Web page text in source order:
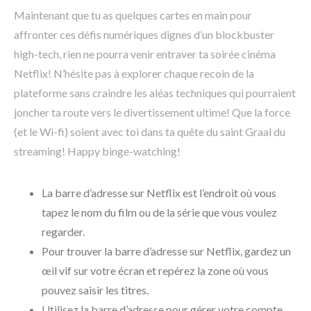
Maintenant que tu as quelques cartes en main pour
affronter ces défis numériques dignes d’un blockbuster
high-tech, rien ne pourra venir entraver ta soirée cinéma
Netflix! N’hésite pas à explorer chaque recoin de la
plateforme sans craindre les aléas techniques qui pourraient
joncher ta route vers le divertissement ultime! Que la force
(et le Wi-fi) soient avec toi dans ta quête du saint Graal du
streaming! Happy binge-watching!
La barre d’adresse sur Netflix est l’endroit où vous
tapez le nom du film ou de la série que vous voulez
regarder.
Pour trouver la barre d’adresse sur Netflix, gardez un
œil vif sur votre écran et repérez la zone où vous
pouvez saisir les titres.